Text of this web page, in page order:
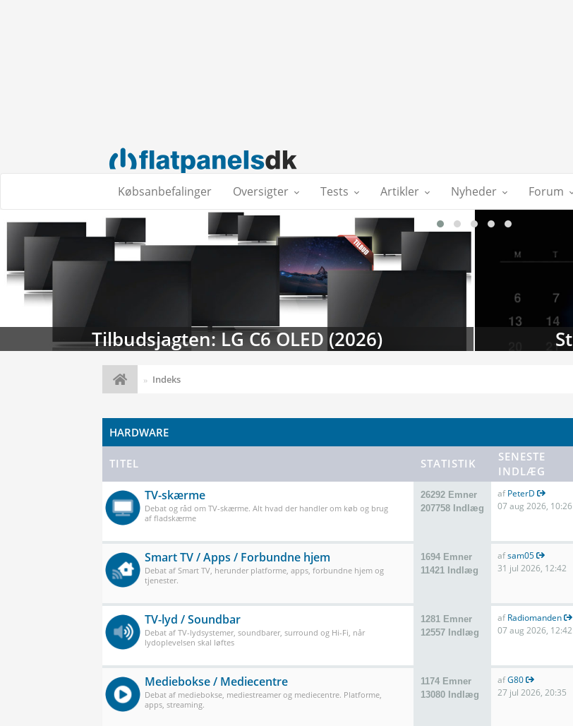
Købsanbefalinger Oversigter Tests Artikler Nyheder Forum
Streaming-kalenderen: Nyt i august
Indeks
HARDWARE
TITEL STATISTIK
SENESTE
INDLÆG
TV-skærme
Debat og råd om TV-skærme. Alt hvad der handler om køb og brug
af fladskærme
26292 Emner
207758 Indlæg
afPeterD
07 aug 2026, 10:26
Smart TV / Apps / Forbundne hjem
Debat af Smart TV, herunder platforme, apps, forbundne hjem og
tjenester.
1694 Emner
11421 Indlæg
afsam05
31 jul 2026, 12:42
TV-lyd / Soundbar
Debat af TV-lydsystemer, soundbarer, surround og Hi-Fi, når
lydoplevelsen skal løftes
1281 Emner
12557 Indlæg
afRadiomanden
07 aug 2026, 12:42
Mediebokse / Mediecentre
Debat af mediebokse, mediestreamer og mediecentre. Platforme,
apps, streaming.
1174 Emner
13080 Indlæg
afG80
27 jul 2026, 20:35